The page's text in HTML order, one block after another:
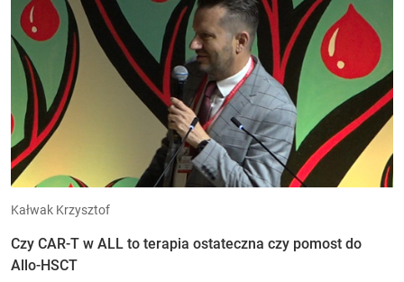
Kałwak Krzysztof
Czy CAR-T w ALL to terapia ostateczna czy pomost do
Allo-HSCT